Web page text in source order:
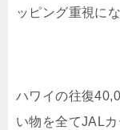
ッピング重視に
ハワイの往復
い物を全てJAL